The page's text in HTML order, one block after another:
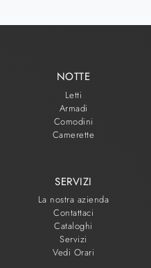
NOTTE
Letti
Armadi
Comodini
Camerette
SERVIZI
La nostra azienda
Contattaci
Cataloghi
Servizi
Vedi Orari